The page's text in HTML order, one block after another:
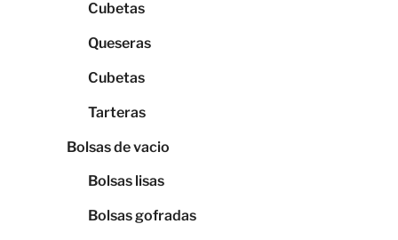
Cubetas
Queseras
Cubetas
Tarteras
Bolsas de vacio
Bolsas lisas
Bolsas gofradas